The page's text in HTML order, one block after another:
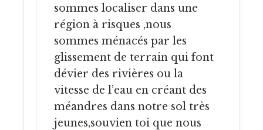
sommes localiser dans une
région à risques ,nous
sommes ménacés par les
glissement de terrain qui font
dévier des rivières ou la
vitesse de l’eau en créant des
méandres dans notre sol très
jeunes,souvien toi que nous